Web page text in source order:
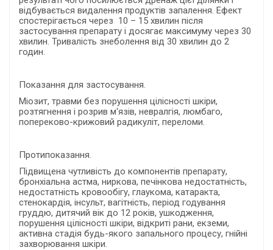
відбувається видалення продуктів запалення. Ефект
спостерігається через 10 – 15 хвилин після
застосування препарату і досягає максимуму через 30
хвилин. Тривалість знеболення від 30 хвилин до 2
годин.
Показання для застосування.
Міозит, травми без порушення цілісності шкіри,
розтягнення і розрив м'язів, невралгія, люмбаго,
попереково-крижовий радикуліт, переломи.
Протипоказання.
Підвищена чутливість до компонентів препарату,
бронхіальна астма, ниркова, печінкова недостатність,
недостатність кровообігу, глаукома, катаракта,
стенокардія, інсульт, вагітність, період годування
груддю, дитячий вік до 12 років, ушкодження,
порушення цілісності шкіри, відкриті рани, екземи,
активна стадія будь-якого запального процесу, гнійні
захворювання шкіри.